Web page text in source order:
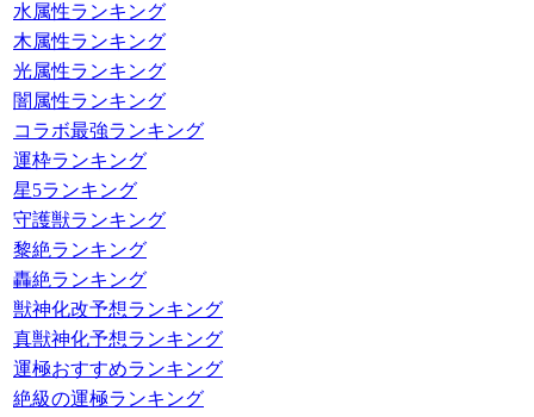
水属性ランキング
木属性ランキング
光属性ランキング
闇属性ランキング
コラボ最強ランキング
運枠ランキング
星5ランキング
守護獣ランキング
黎絶ランキング
轟絶ランキング
獣神化改予想ランキング
真獣神化予想ランキング
運極おすすめランキング
絶級の運極ランキング